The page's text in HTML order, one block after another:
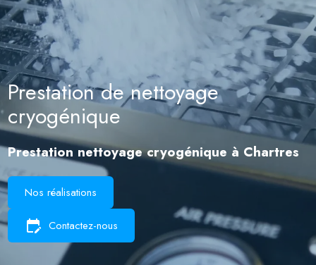
Prestation de nettoyage
cryogénique
Prestation nettoyage cryogénique à Chartres
Nos réalisations
edit_calendar Contactez-nous